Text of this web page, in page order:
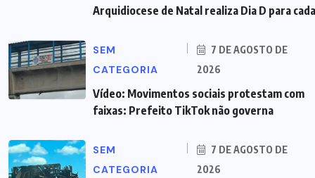
Arquidiocese de Natal realiza Dia D para
SEM
CATEGORIA
7 DE AGOSTO DE
2026
Vídeo: Movimentos sociais protestam com
faixas: Prefeito TikTok não governa
SEM
CATEGORIA
7 DE AGOSTO DE
2026